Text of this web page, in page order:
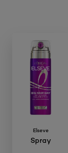
Elseve
Spray